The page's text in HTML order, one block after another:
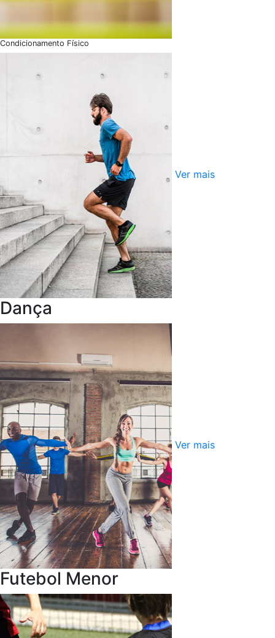
Condicionamento Físico
Ver mais
Dança
Ver mais
Futebol Menor